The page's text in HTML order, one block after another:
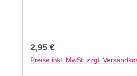
Regulärer Preis:
2,95 €
Preise inkl. MwSt. zzgl.